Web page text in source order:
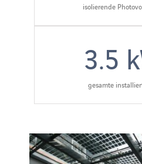
isolierende
3.5
gesamte